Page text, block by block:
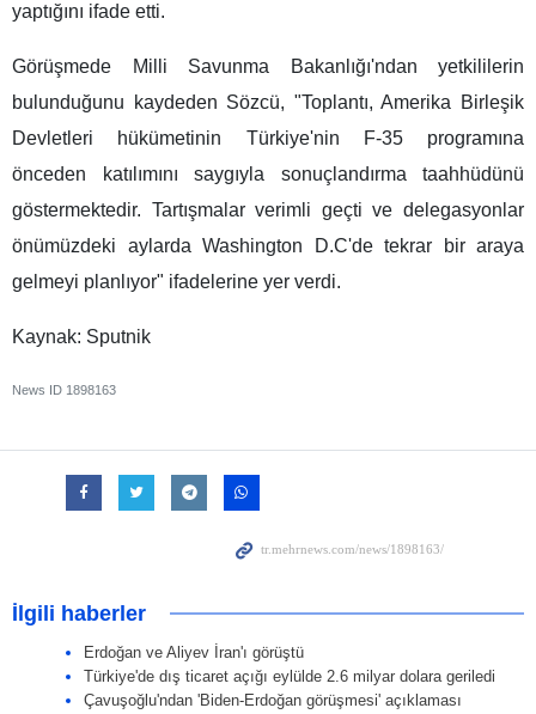
yaptığını ifade etti.
Görüşmede Milli Savunma Bakanlığı'ndan yetkililerin
bulunduğunu kaydeden Sözcü, "Toplantı, Amerika Birleşik
Devletleri hükümetinin Türkiye'nin F-35 programına
önceden katılımını saygıyla sonuçlandırma taahhüdünü
göstermektedir. Tartışmalar verimli geçti ve delegasyonlar
önümüzdeki aylarda Washington D.C'de tekrar bir araya
gelmeyi planlıyor" ifadelerine yer verdi.
Kaynak: Sputnik
News ID 1898163
İlgili haberler
Erdoğan ve Aliyev İran'ı görüştü
Türkiye'de dış ticaret açığı eylülde 2.6 milyar dolara geriledi
Çavuşoğlu'ndan 'Biden-Erdoğan görüşmesi' açıklaması